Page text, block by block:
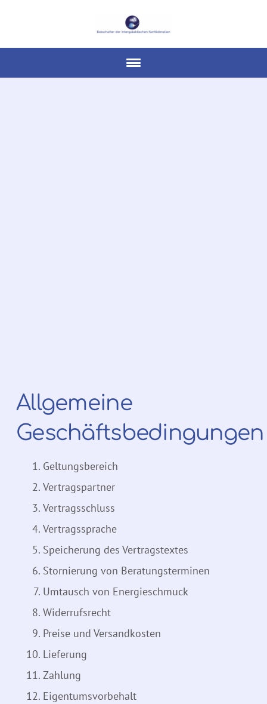
Allgemeine
Geschäftsbedingungen
Geltungsbereich
Vertragspartner
Vertragsschluss
Vertragssprache
Speicherung des Vertragstextes
Stornierung von Beratungsterminen
Umtausch von Energieschmuck
Widerrufsrecht
Preise und Versandkosten
Lieferung
Zahlung
Eigentumsvorbehalt